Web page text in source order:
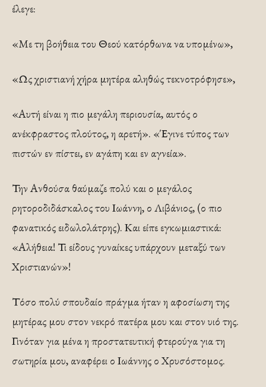
έλεγε:
«Με τη βοήθεια του Θεού κατόρθωνα να υπομένω»,
«Ως χριστιανή χήρα μητέρα αληθώς τεκνοτρόφησε»,
«Αυτή είναι η πιο μεγάλη περιουσία, αυτός ο
ανέκφραστος πλούτος, η αρετή». «Έγινε τύπος των
πιστών εν πίστει, εν αγάπη και εν αγνεία».
Την Ανθούσα θαύμαζε πολύ και ο μεγάλος
ρητοροδιδάσκαλος του Ιωάννη, ο Λιβάνιος, (ο πιο
φανατικός ειδωλολάτρης). Και είπε εγκωμιαστικά:
«Αλήθεια! Τι είδους γυναίκες υπάρχουν μεταξύ των
Χριστιανών»!
Τόσο πολύ σπουδαίο πράγμα ήταν η αφοσίωση της
μητέρας μου στον νεκρό πατέρα μου και στον υιό της.
Γινόταν για μένα η προστατευτική φτερούγα για τη
σωτηρία μου, αναφέρει ο Ιωάννης ο Χρυσόστομος.